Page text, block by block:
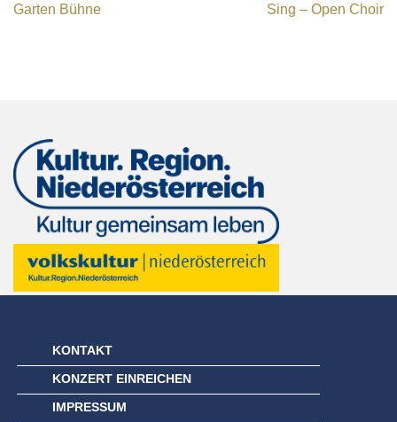
Garten Bühne Sing – Open Choir
KONTAKT
KONZERT EINREICHEN
IMPRESSUM